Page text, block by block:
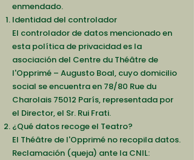
enmendado.
Identidad del controlador
El controlador de datos mencionado en
esta política de privacidad es la
asociación del Centre du Théâtre de
l'Opprimé – Augusto Boal, cuyo domicilio
social se encuentra en 78/80 Rue du
Charolais 75012 París, representada por
el Director, el Sr. Rui Frati.
¿Qué datos recoge el Teatro?
El Théâtre de l'Opprimé no recopila datos.
Reclamación (queja) ante la CNIL: